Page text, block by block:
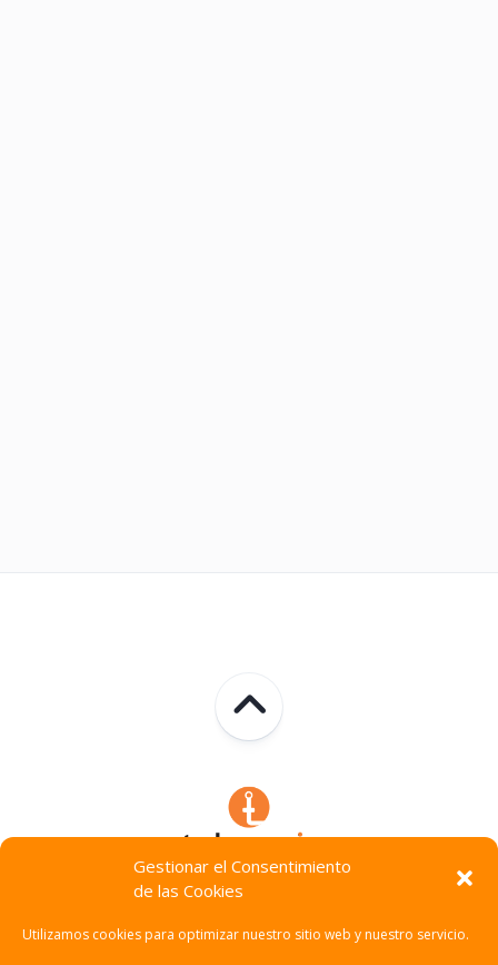
Gestionar el Consentimiento
de las Cookies
Utilizamos cookies para optimizar nuestro sitio web y nuestro servicio.
Technocracia © 2026. Todos Los Derechos Reservados.